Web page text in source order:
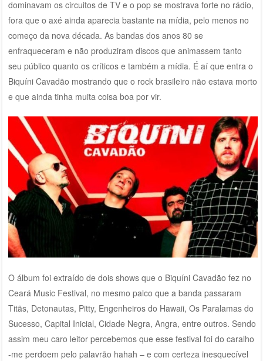
dominavam os circuitos de TV e o pop se mostrava forte no rádio,
fora que o axé ainda aparecia bastante na mídia, pelo menos no
começo da nova década. As bandas dos anos 80 se
enfraqueceram e não produziram discos que animassem tanto
seu público quanto os críticos e também a mídia. É aí que entra o
Biquíni Cavadão mostrando que o rock brasileiro não estava morto
e que ainda tinha muita coisa boa por vir.
O álbum foi extraído de dois shows que o Biquíni Cavadão fez no
Ceará Music Festival, no mesmo palco que a banda passaram
Titãs, Detonautas, Pitty, Engenheiros do Hawaii, Os Paralamas do
Sucesso, Capital Inicial, Cidade Negra, Angra, entre outros. Sendo
assim meu caro leitor percebemos que esse festival foi do caralho
-me perdoem pelo palavrão hahah – e com certeza inesquecível